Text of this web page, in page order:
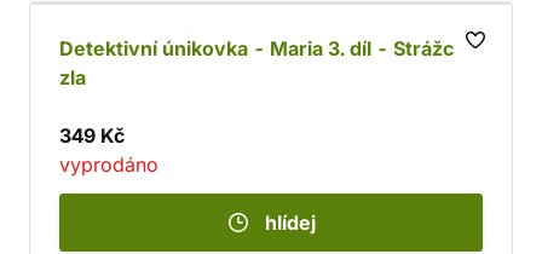
Detektivní únikovka - Maria 3. díl - Strážci
zla
349 Kč
vyprodáno
hlídej